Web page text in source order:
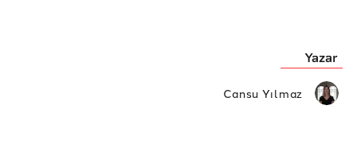
Yazar
Cansu Yılmaz